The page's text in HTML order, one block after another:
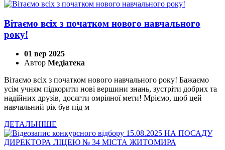
Вітаємо всіх з початком нового навчального
року!
01 вер 2025
Автор Медіатека
Вітаємо всіх з початком нового навчального року! Бажаємо
усім учням підкорити нові вершини знань, зустріти добрих та
надійних друзів, досягти омріяної мети! Мріємо, щоб цей
навчальний рік був під м
ДЕТАЛЬНІШЕ